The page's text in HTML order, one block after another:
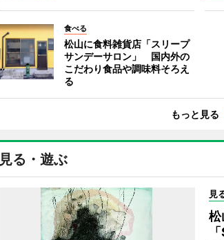
食べる
松山に食料雑貨店「スリープ
サンデーサロン」 国内外の
こだわり食品や調味料そろえ
る
もっと見る
見る・遊ぶ
見
松